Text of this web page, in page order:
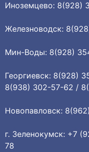
Иноземцево: 8(928)
Железноводск:
Мин-Воды: 8(928)
Георгиевск: 8(928)
8(938) 302-57-62 /
Новопавловск:
г. Зеленокумск: +7
78